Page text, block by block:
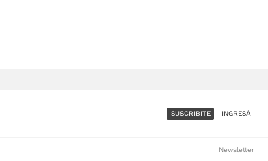
SUSCRIBITE INGRESÁ
Newsletter